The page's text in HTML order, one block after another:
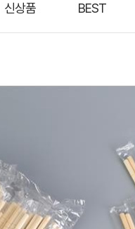
신상품 BEST